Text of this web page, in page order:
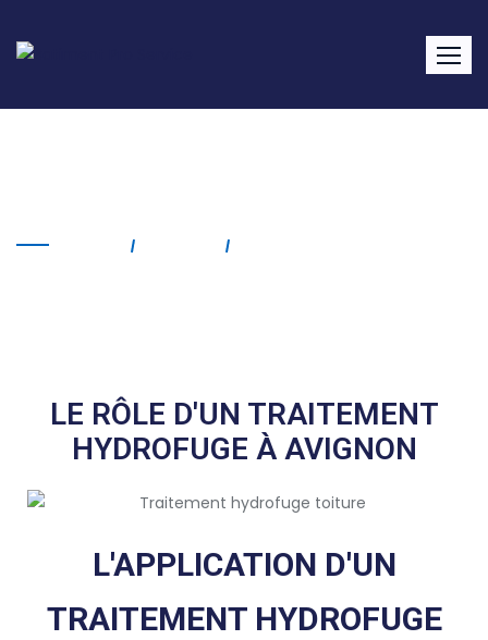
LE RÔLE D'UN TRAITEMENT
HYDROFUGE À AVIGNON
L'APPLICATION D'UN
TRAITEMENT HYDROFUGE